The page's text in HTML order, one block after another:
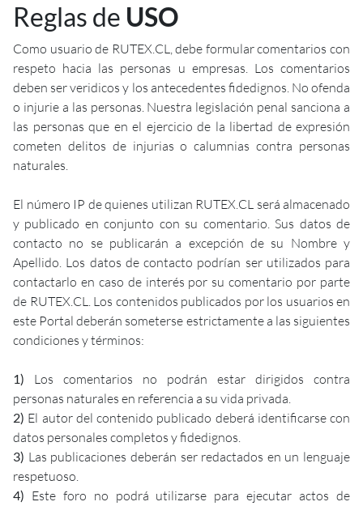
Reglas de USO
Como usuario de RUTEX.CL, debe formular comentarios con
respeto hacia las personas u empresas. Los comentarios
deben ser veridicos y los antecedentes fidedignos. No ofenda
o injurie a las personas. Nuestra legislación penal sanciona a
las personas que en el ejercicio de la libertad de expresión
cometen delitos de injurias o calumnias contra personas
naturales.
El número IP de quienes utilizan RUTEX.CL será almacenado
y publicado en conjunto con su comentario. Sus datos de
contacto no se publicarán a excepción de su Nombre y
Apellido. Los datos de contacto podrían ser utilizados para
contactarlo en caso de interés por su comentario por parte
de RUTEX.CL. Los contenidos publicados por los usuarios en
este Portal deberán someterse estrictamente a las siguientes
condiciones y términos:
1) Los comentarios no podrán estar dirigidos contra
personas naturales en referencia a su vida privada.
2) El autor del contenido publicado deberá identificarse con
datos personales completos y fidedignos.
3) Las publicaciones deberán ser redactados en un lenguaje
respetuoso.
4) Este foro no podrá utilizarse para ejecutar actos de